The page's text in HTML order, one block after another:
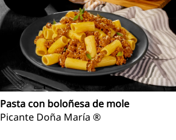
Pasta con boloñesa de mole
Picante Doña María ®